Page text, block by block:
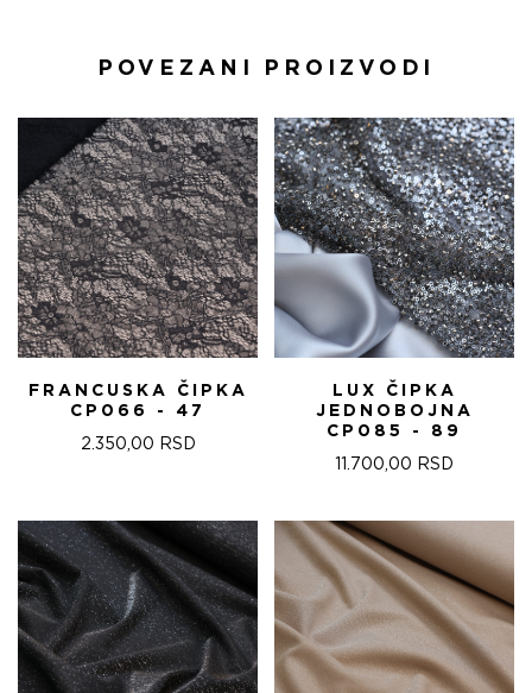
POVEZANI PROIZVODI
FRANCUSKA ČIPKA
CP066 - 47
2.350,00 RSD
LUX ČIPKA
JEDNOBOJNA
CP085 - 89
11.700,00 RSD